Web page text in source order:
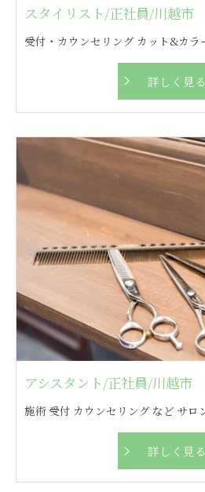
スタイリスト/正社員/川越市
詳しく見る
アシスタント/正社員/川越市
詳しく見る